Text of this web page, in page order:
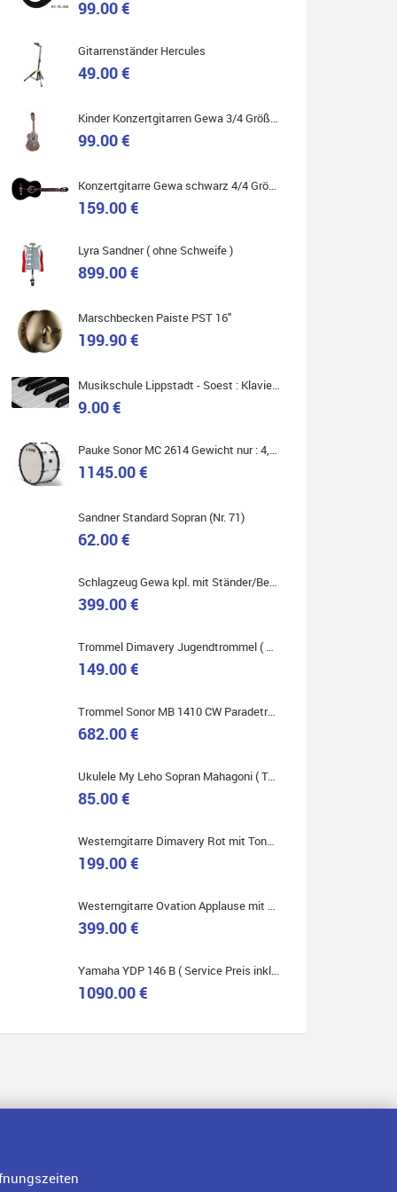
Quelle: Google-Rezension
Ich war auf der Suche nach einem neuen Keyboard
und bin begeistert: ich bin super beraten worden,
aktuell natürlich nur telefonisch. Nachdem die
abholen musste. Top!
Quelle: Google-Rezension
Ich bin super zufrieden mit meiner neuen Ukulele!
Einfach am Freitag vorbeigekommen, eben geklingelt
und top beraten worden. Ich würde den Besuch im
Musikgeschäft Stöppel jedem Onlineshopping
Quelle: Google-Rezension
Klein...aber fein!
Toller Service, nette Leute. Immer wieder gerne..
Quelle: Google-Rezension
99.00 €
Gitarrenständer Hercules
49.00 €
99.00 €
159.00 €
Lyra Sandner ( ohne Schweife )
899.00 €
Marschbecken Paiste PST 16"
199.90 €
9.00 €
1145.00 €
Sandner Standard Sopran (Nr. 71)
62.00 €
399.00 €
149.00 €
Trommel Sonor MB 1410 CW Paradetrommel ( Service Preis inkl. Werkstatt Service )
682.00 €
Ukulele My Leho Sopran Mahagoni ( Top Empfehlung ! )
85.00 €
199.00 €
399.00 €
1090.00 €